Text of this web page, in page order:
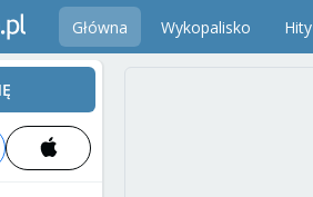
Główna Wykopalisko Hity